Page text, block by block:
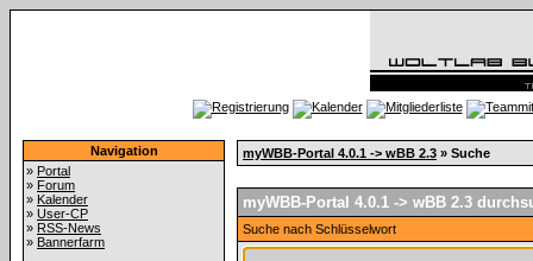
Navigation
» Portal
» Forum
» Kalender
» User-CP
» RSS-News
» Bannerfarm
myWBB-Portal 4.0.1 -> wBB 2.3 » Suche
myWBB-Portal 4.0.1 -> wBB 2.3
Suche nach Schlüsselwort